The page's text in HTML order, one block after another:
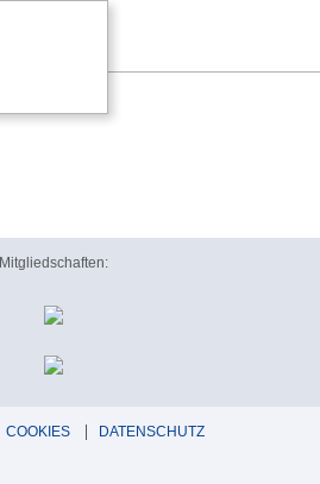
Mitgliedschaften:
COOKIES DATENSCHUTZ